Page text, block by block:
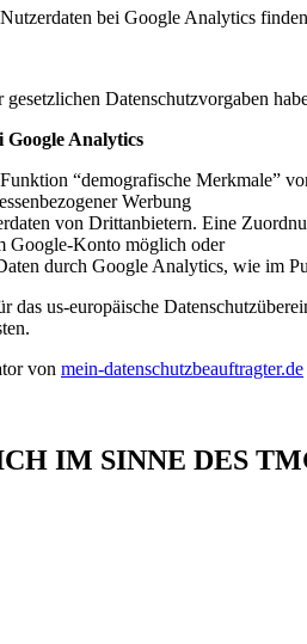
bei Google Analytics
Datenschutzvorgaben
Google Analytics
“demografische Merkmale”
Werbung
von Drittanbietern. Eine
Google-Konto möglich oder
durch Google Analytics, wie im
das us-europäische
von mein-datenschutzbeauftragter.de
IM SINNE DES